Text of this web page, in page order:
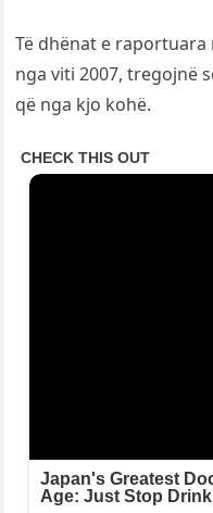
Të dhënat e raportuara
nga viti 2007, tregojnë
që nga kjo kohë.